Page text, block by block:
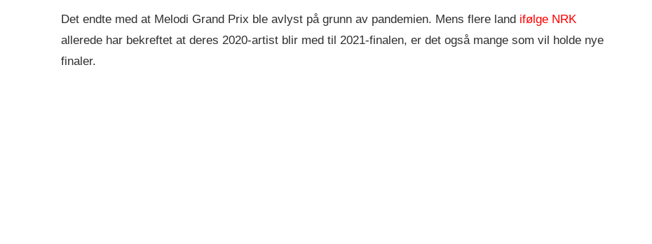
Det endte med at Melodi Grand Prix ble avlyst på grunn av pandemien. Mens flere land ifølge NRK
allerede har bekreftet at deres 2020-artist blir med til 2021-finalen, er det også mange som vil holde nye
finaler.